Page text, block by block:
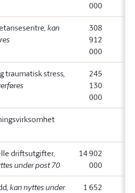
000
, kan
308
912
000
traumatisk stress,
245
130
000
driftsutgifter,
under post 70
14 902
000
, kan nyttes under
1 652